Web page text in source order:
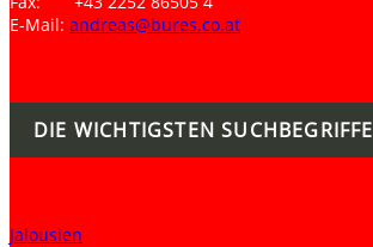
E-Mail: andreas@bures.co.at
DIE WICHTIGSTEN SUCHBEGRIFFE
Jalousien